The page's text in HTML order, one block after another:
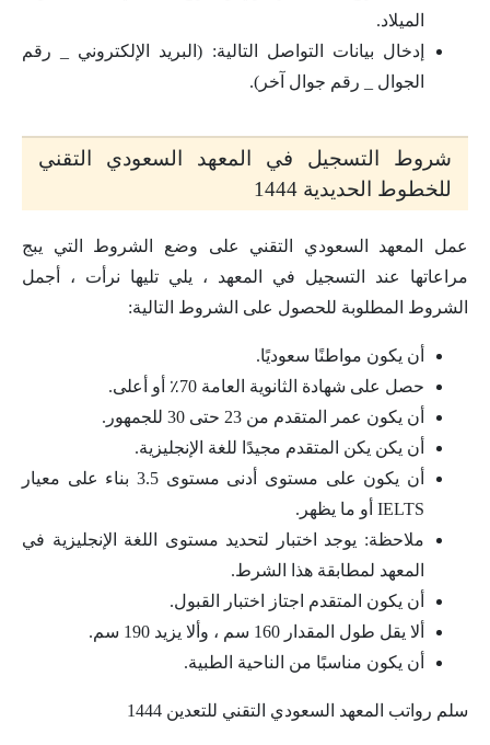
الميلاد.
إدخال بيانات التواصل التالية: (البريد الإلكتروني _ رقم
الجوال _ رقم جوال آخر).
شروط التسجيل في المعهد السعودي التقني
للخطوط الحديدية 1444
عمل المعهد السعودي التقني على وضع الشروط التي يبج
مراعاتها عند التسجيل في المعهد ، يلي تليها نرأت ، أجمل
الشروط المطلوبة للحصول على الشروط التالية:
أن يكون مواطنًا سعوديًا.
حصل على شهادة الثانوية العامة 70٪ أو أعلى.
أن يكون عمر المتقدم من 23 حتى 30 للجمهور.
أن يكن يكن المتقدم مجيدًا للغة الإنجليزية.
أن يكون على مستوى أدنى مستوى 3.5 بناء على معيار
IELTS أو ما يظهر.
ملاحظة: يوجد اختبار لتحديد مستوى اللغة الإنجليزية في
المعهد لمطابقة هذا الشرط.
أن يكون المتقدم اجتاز اختبار القبول.
ألا يقل طول المقدار 160 سم ، وألا يزيد 190 سم.
أن يكون مناسبًا من الناحية الطبية.
سلم رواتب المعهد السعودي التقني للتعدين 1444